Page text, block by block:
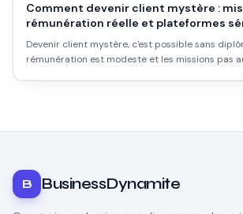
Comment devenir client mystère :
rémunération réelle et plateformes
Devenir client mystère, c'est possible sans
rémunération est modeste et les missions pas
B BusinessDynamite